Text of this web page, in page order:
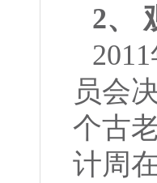
2、
员会
个古
计周